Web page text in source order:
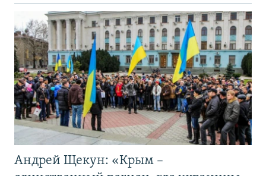
Андрей Щекун: «Крым –